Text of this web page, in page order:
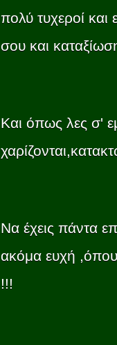
πολύ τυχεροί
σου και
Και όπως λες σ'
Να έχεις πάντα
ακόμα ευχή ,όπου
!!!